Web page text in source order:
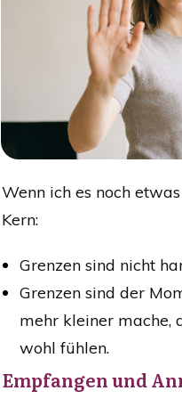
Wenn ich es noch
Kern:
Grenzen sind nicht
Grenzen sind der
mehr kleiner mache,
wohl fühlen.
Empfangen und